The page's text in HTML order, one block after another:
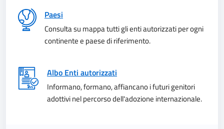
Paesi
Consulta su mappa tutti gli enti autorizzati per ogni
continente e paese di riferimento.
Albo Enti autorizzati
Informano, formano, affiancano i futuri genitori
adottivi nel percorso dell'adozione internazionale.